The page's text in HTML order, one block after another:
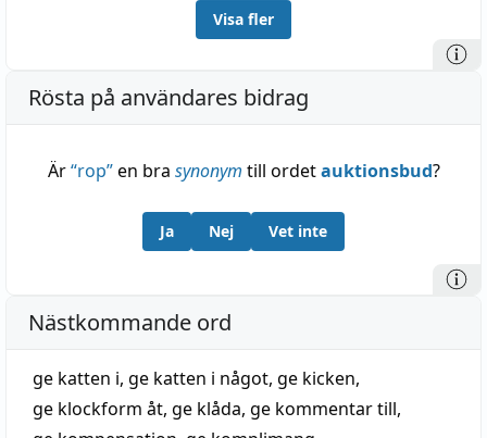
Visa fler
Rösta på användares bidrag
Är“rop”en bra synonym till ordetauktionsbud?
Ja Nej Vet inte
Nästkommande ord
ge katten i, ge katten i något, ge kicken,
ge klockform åt, ge klåda, ge kommentar till,